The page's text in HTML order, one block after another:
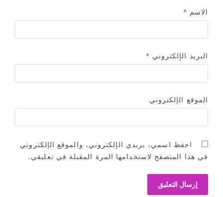
الاسم *
البريد الإلكتروني *
الموقع الإلكتروني
احفظ اسمي، بريدي الإلكتروني، والموقع الإلكتروني
في هذا المتصفح لاستخدامها المرة المقبلة في تعليقي.